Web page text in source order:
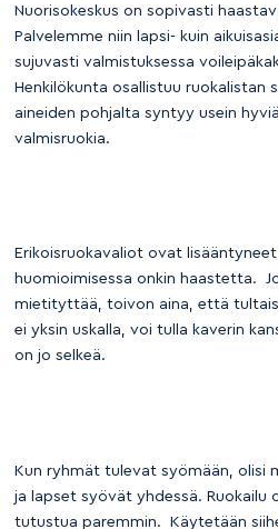
Nuorisokeskus on sopivasti
Palvelemme niin lapsi- kuin
sujuvasti valmistuksessa
Henkilökunta osallistuu ruokalistan
aineiden pohjalta syntyy usein
valmisruokia.
Erikoisruokavaliot ovat
huomioimisessa onkin haastetta.
mietityttää, toivon aina, että
ei yksin uskalla, voi tulla kaverin
on jo selkeä.
Kun ryhmät tulevat syömään, olisi
ja lapset syövät yhdessä. Ruokailu
tutustua paremmin. Käytetään